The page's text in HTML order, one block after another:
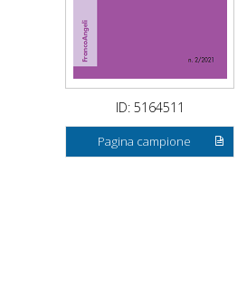
ID: 5164511
Pagina campione